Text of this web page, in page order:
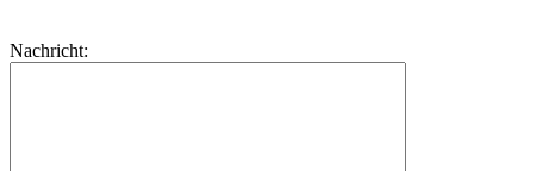
dieses
lasse
Nachricht: